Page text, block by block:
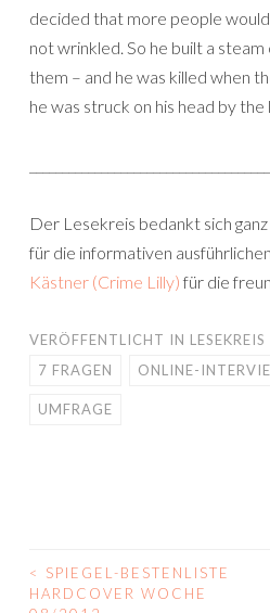
decided that more people
not wrinkled. So he built a
them – and he was killed when
he was struck on his head by the
Der Lesekreis bedankt sich
für die informativen
Kästner (Crime Lilly) für die
VERÖFFENTLICHT IN LESEKREIS
7 FRAGEN
ONLINE-
UMFRAGE
BEITRAGS-
<
SPIEGEL-BESTENLISTE
HARDCOVER WOCHE